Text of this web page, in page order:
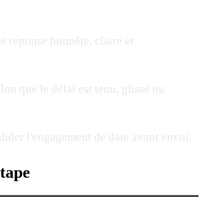
réponse honnête, claire et
que le délai est tenu, glissé ou
l'engagement de date avant envoi.